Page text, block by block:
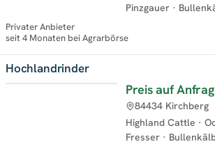
Pinzgauer ·
Privater Anbieter
seit 4 Monaten bei Agrarbörse
Hochlandrinder
Preis auf
Highland Cattle ·
Fresser ·
84434 Kirchberg